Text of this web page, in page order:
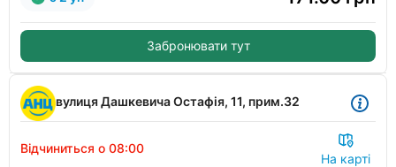
Забронювати тут
вулиця Дашкевича Остафія, 11, прим.32
Відчиниться о 08:00
На карті